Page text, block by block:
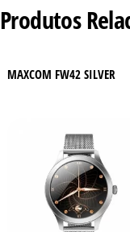
Produtos
MAXCOM FW42 SILVER